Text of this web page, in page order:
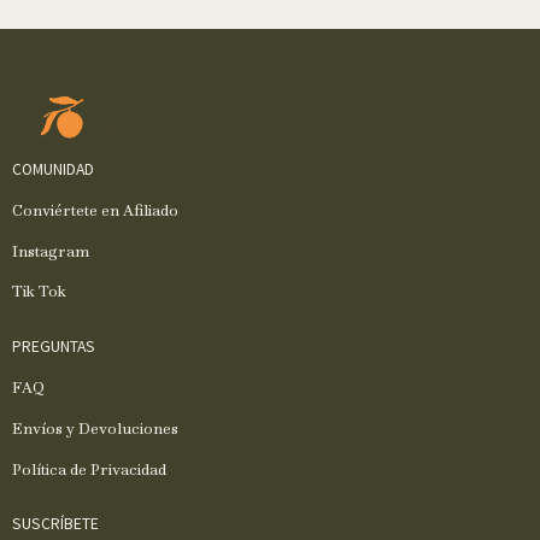
COMUNIDAD
Conviértete en Afiliado
Instagram
Tik Tok
PREGUNTAS
FAQ
Envíos y Devoluciones
Política de Privacidad
SUSCRÍBETE